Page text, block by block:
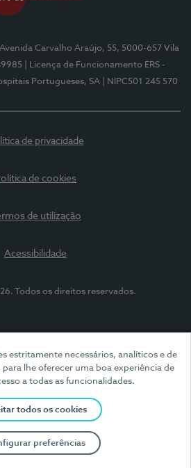
estritamente necessários, analíticos e de
lhe oferecer uma boa experiência de
a todas as funcionalidades.
todos os cookies
preferências
Avenida Carvalho Araújo, 55, 5000-657 Vila
| Licença de Funcionamento ERS -
Portugueses, SA | NIPC501 245 570
de privacidade
de cookies
de utilização
Acessibilidade
Todos os direitos reservados.